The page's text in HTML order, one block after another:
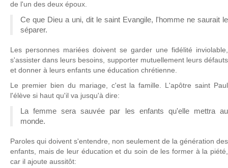
de l'un des deux époux.
Ce que Dieu a uni, dit le saint Evangile, l'homme ne saurait le
séparer.
Les personnes mariées doivent se garder une fidélité inviolable,
s'assister dans leurs besoins, supporter mutuellement leurs défauts
et donner à leurs enfants une éducation chrétienne.
Le premier bien du mariage, c'est la famille. L'apôtre saint Paul
l'élève si haut qu'il va jusqu'à dire:
La femme sera sauvée par les enfants qu'elle mettra au
monde.
Paroles qui doivent s'entendre, non seulement de la génération des
enfants, mais de leur éducation et du soin de les former à la piété,
car il ajoute aussitôt: